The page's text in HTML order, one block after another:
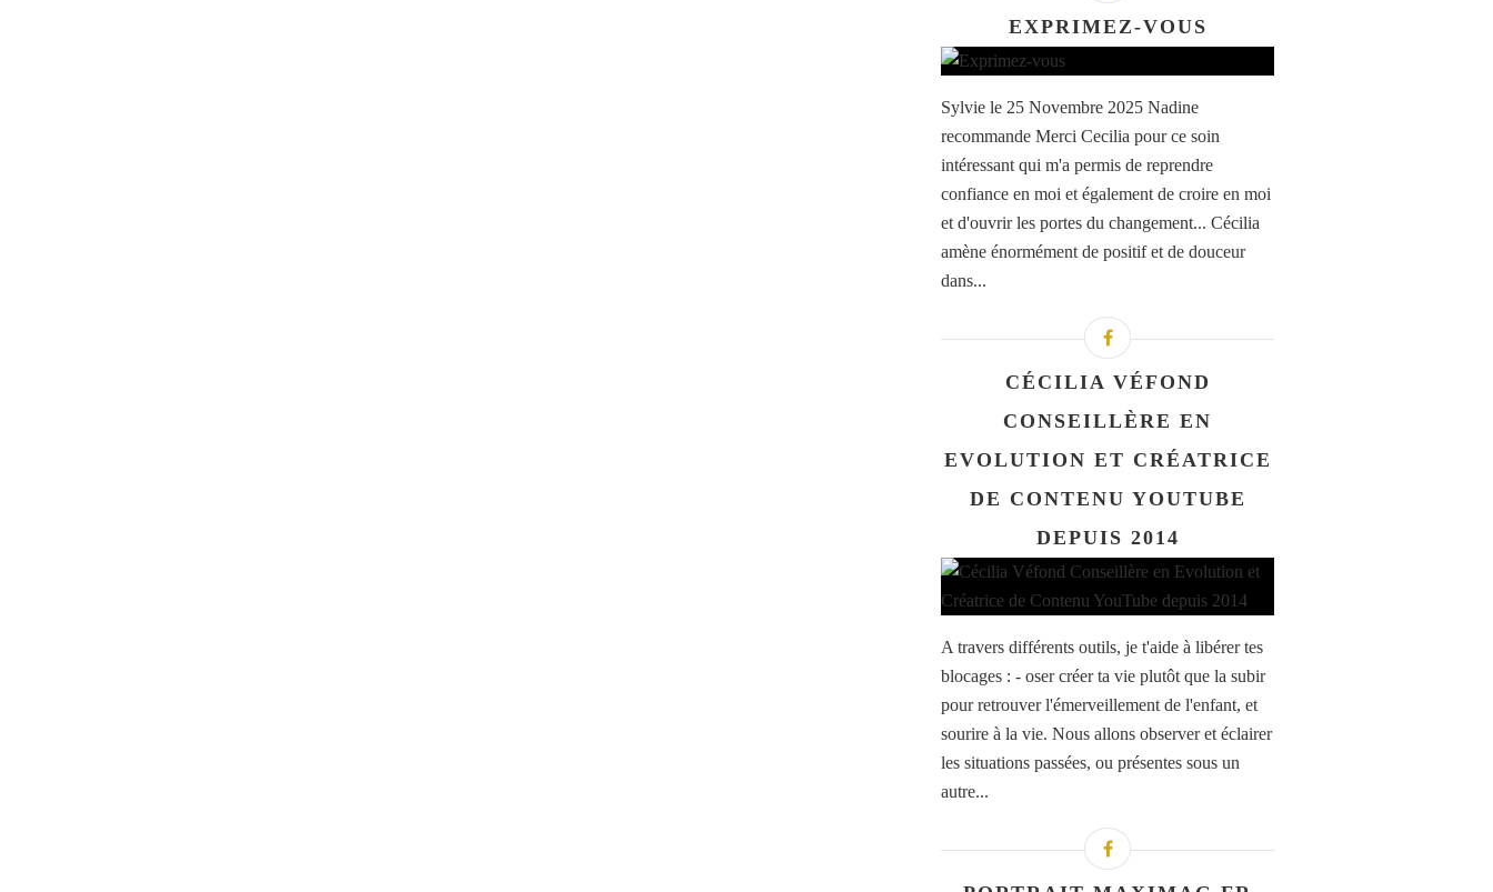
EXPRIMEZ-VOUS
Sylvie le 25 Novembre 2025 Nadine
recommande Merci Cecilia pour ce soin
intéressant qui m'a permis de reprendre
confiance en moi et également de croire en moi
et d'ouvrir les portes du changement... Cécilia
amène énormément de positif et de douceur
dans...
CÉCILIA VÉFOND
CONSEILLÈRE EN
EVOLUTION ET CRÉATRICE
DE CONTENU YOUTUBE
DEPUIS 2014
A travers différents outils, je t'aide à libérer tes
blocages : - oser créer ta vie plutôt que la subir
pour retrouver l'émerveillement de l'enfant, et
sourire à la vie. Nous allons observer et éclairer
les situations passées, ou présentes sous un
autre...